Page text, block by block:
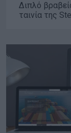
Διπλό
ταινία της